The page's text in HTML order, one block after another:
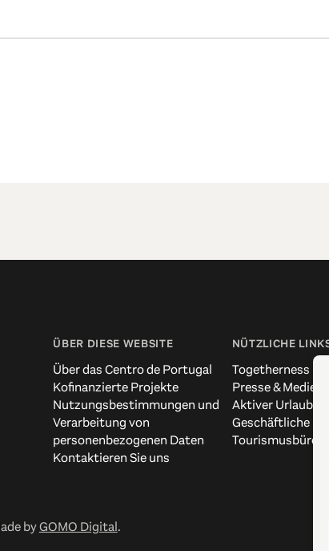
ÜBER DIESE WEBSITE
Über das Centro de Portugal
Kofinanzierte Projekte
Nutzungsbestimmungen und
Verarbeitung von
personenbezogenen Daten
Kontaktieren Sie uns
NÜTZLICHE
Togetherness
Presse & Medien
Aktiver Urlaub
Geschäftliche
Tourismusbüros
byGOMO Digital.